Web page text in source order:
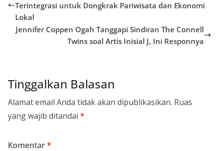
Terintegrasi untuk Dongkrak Pariwisata dan Ekonomi
Lokal
Jennifer Coppen Ogah Tanggapi Sindiran The Connell
Twins soal Artis Inisial J, Ini Responnya
Tinggalkan Balasan
Alamat email Anda tidak akan dipublikasikan. Ruas
yang wajib ditandai *
Komentar*